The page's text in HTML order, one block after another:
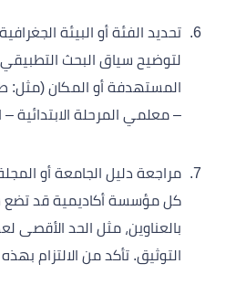
تحديد الفئة أو البيئة
لتوضيح سياق البحث
المستهدفة أو المكان (مثل:
– معلمي المرحلة الابتدائية
مراجعة دليل الجامعة أو
كل مؤسسة أكاديمية قد
بالعناوين، مثل الحد الأقصى
التوثيق. تأكد من الالتزام بهذه